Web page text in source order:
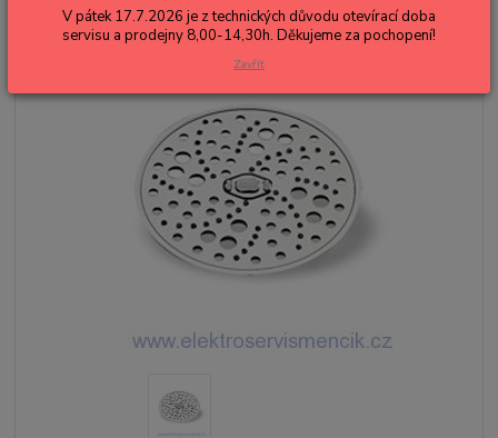
V pátek 17.7.2026 je z technických důvodu otevírací doba
servisu a prodejny 8,00-14,30h. Děkujeme za pochopení!
Zavřít